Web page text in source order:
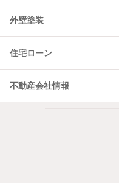
外壁塗装
住宅ローン
不動産会社情報